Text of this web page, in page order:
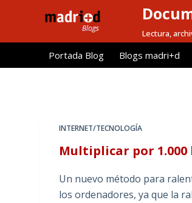
l
Lectura,
Portada Blog Blogs madri+d
INTERNET/TECNOLOGÍA
Multiplicar por
Un nuevo método para
los ordenadores, ya que la